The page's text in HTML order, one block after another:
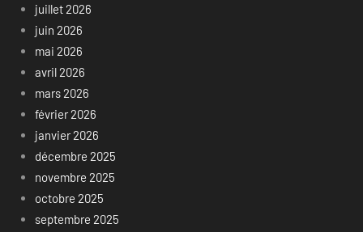
juillet 2026
juin 2026
mai 2026
avril 2026
mars 2026
février 2026
janvier 2026
décembre 2025
novembre 2025
octobre 2025
septembre 2025